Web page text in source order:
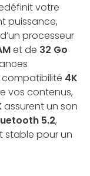
votre
puissance,
processeur
et de 32 Go
compatibilité 4K
vos contenus,
assurent un son
5.2,
stable pour un